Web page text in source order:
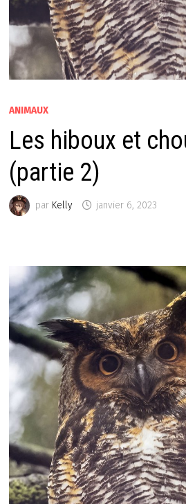
ANIMAUX
Les hiboux et
(partie 2)
par Kelly janvier 6, 2023